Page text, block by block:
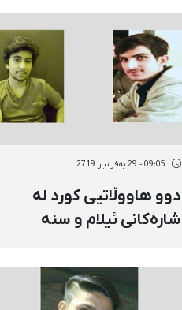
ئەو شاره کرد
09:05 - 29 بەفرانبار 2719
دوو هاووڵاتیی کورد لە
شارەکانی ئیلام و سنە